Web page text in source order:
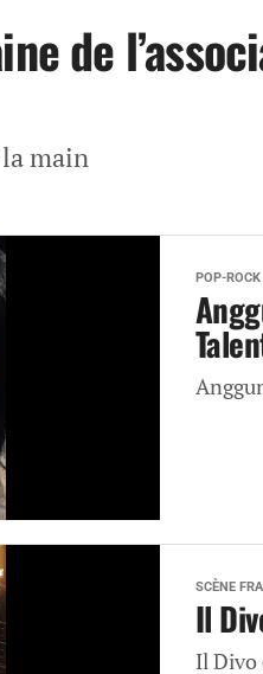
de
main
POP-ROCK
SCÈNE
Il
Il Divo